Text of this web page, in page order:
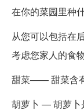
在你的菜园里种
从您可以包括在
考虑您家人的食
甜菜—— 甜菜含
胡萝卜 — 胡萝卜